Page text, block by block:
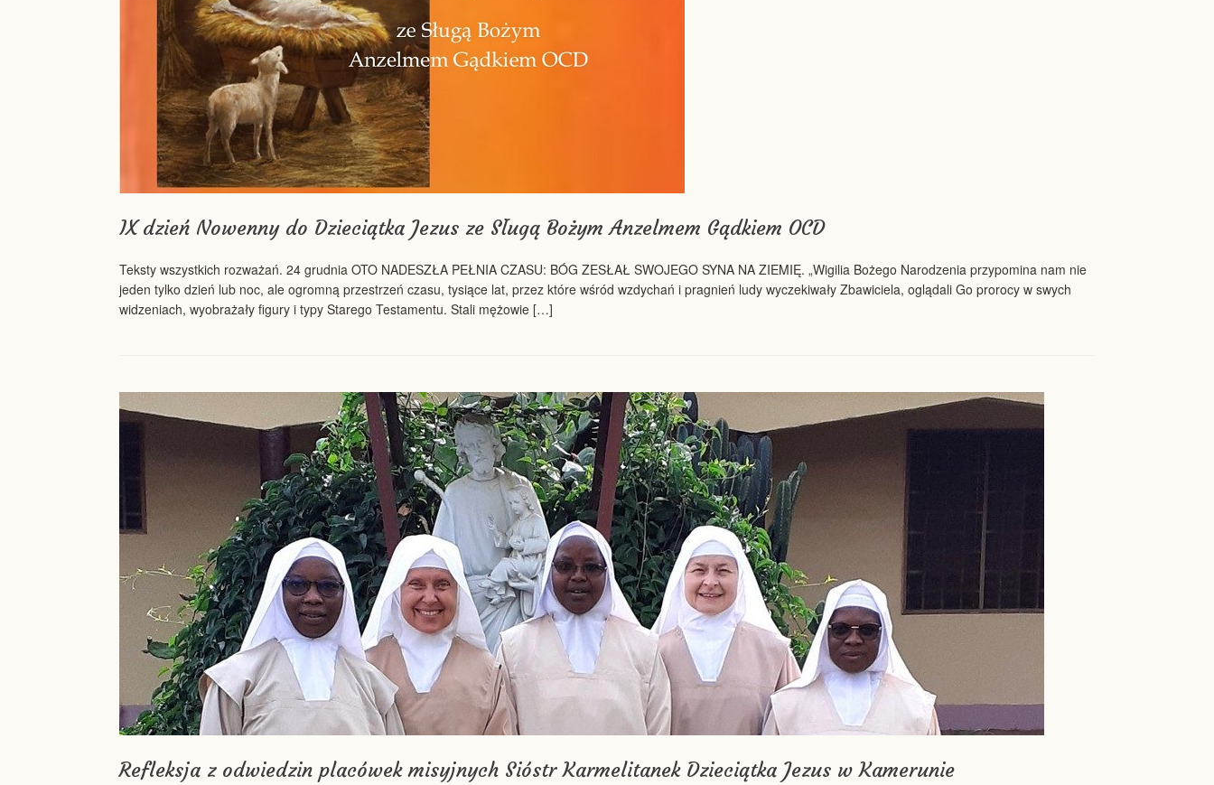
IX dzień Nowenny do Dzieciątka Jezus ze Sługą Bożym Anzelmem Gądkiem OCD
Teksty wszystkich rozważań. 24 grudnia OTO NADESZŁA PEŁNIA CZASU: BÓG ZESŁAŁ SWOJEGO SYNA NA ZIEMIĘ. „Wigilia Bożego Narodzenia przypomina nam nie
jeden tylko dzień lub noc, ale ogromną przestrzeń czasu, tysiące lat, przez które wśród wzdychań i pragnień ludy wyczekiwały Zbawiciela, oglądali Go prorocy w swych
widzeniach, wyobrażały figury i typy Starego Testamentu. Stali mężowie […]
Refleksja z odwiedzin placówek misyjnych Sióstr Karmelitanek Dzieciątka Jezus w Kamerunie